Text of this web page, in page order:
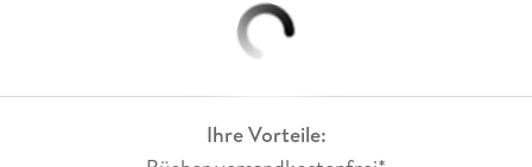
Ihre Vorteile: